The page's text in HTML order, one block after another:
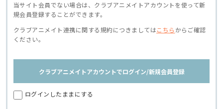
当サイト会員でない場合は、クラブアニメイトアカウントを使って新
規会員登録することができます。
クラブアニメイト連携に関する規約につきましてはこちら からご確認
ください。
クラブアニメイトアカウントでログイン/新規会員登録
ログインしたままにする